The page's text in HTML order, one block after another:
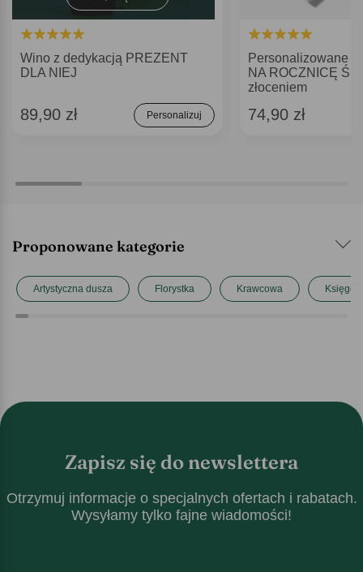
Wino z dedykacją PREZENT
DLA NIEJ
89,90 zł Personalizuj
Personalizowane
NA ROCZNICĘ
złoceniem
74,90 zł
Proponowane kategorie
Artystyczna dusza Florystka Krawcowa
Zapisz się do newslettera
Otrzymuj informacje o specjalnych ofertach i rabatach.
Wysyłamy tylko fajne wiadomości!